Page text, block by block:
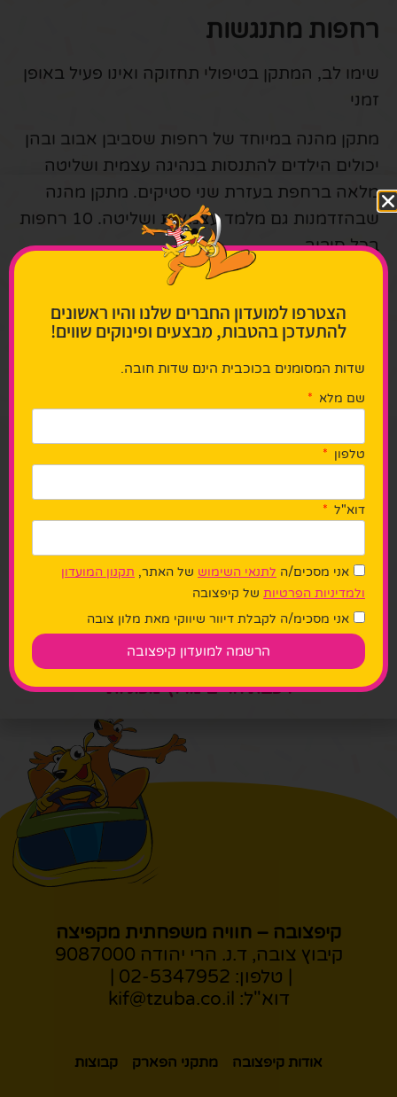
רחפות מתנגשות
שימו לב, המתקן בטיפולי תחזוקה ואינו פעיל באופן
זמני
מתקן מהנה במיוחד של רחפות שסביבן אבוב ובהן
יכולים הילדים להתנסות בנהיגה עצמית ושליטה
מלאה ברחפת בעזרת שני סטיקים. מתקן מהנה
שבהזדמנות גם מלמד עצמאות ושליטה. 10 רחפות
בכל סיבוב.
המתקן מיועד לילדים שגובהם 100-150 ס״מ
מתקני הפארק
רכבת הרים מרוץ מכוניות
קיפצובה – חוויה משפחתית מקפיצה
קיבוץ צובה, ד.נ. הרי יהודה 9087000
| טלפון: 02-5347952
דוא"ל: kif@tzuba.co.il
אודות קיפצובה מתקני הפארק קבוצות
הצטרפו למועדון החברים שלנו והיו ראשונים
להתעדכן בהטבות, מבצעים ופינוקים שווים!
שדות המסומנים בכוכבית הינם שדות חובה.
שם מלא
טלפון
דוא"ל
אני מסכים/ה לתנאי השימוש של האתר, תקנון המועדון
ולמדיניות הפרטיות של קיפצובה
אני מסכימ/ה לקבלת דיוור שיווקי מאת מלון צובה
הרשמה למועדון קיפצובה